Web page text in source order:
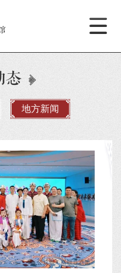
态
地方新闻